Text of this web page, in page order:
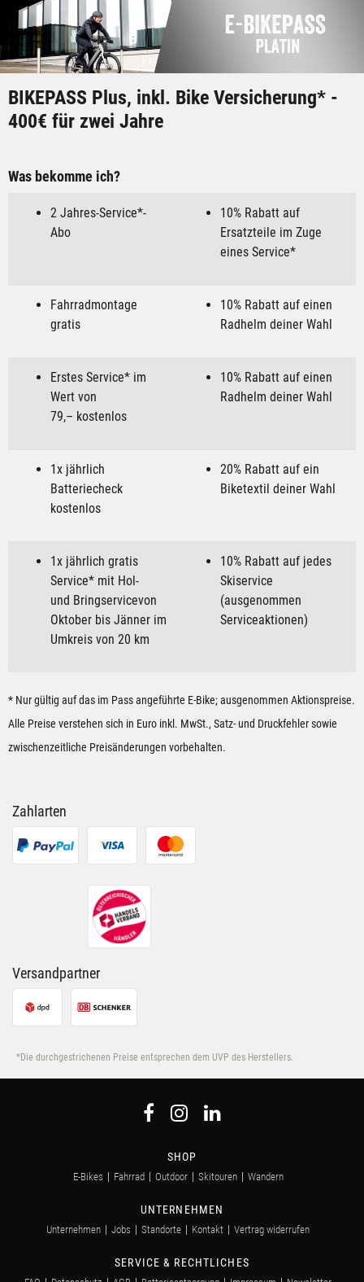
BIKEPASS Plus, inkl. Bike Versicherung* -
400€ für zwei Jahre
Was bekomme ich?
2 Jahres-Service*-
Abo
10% Rabatt auf
Ersatzteile im Zuge
eines Service*
Fahrradmontage
gratis
10% Rabatt auf einen
Radhelm deiner Wahl
Erstes Service* im
Wert von
79,– kostenlos
10% Rabatt auf einen
Radhelm deiner Wahl
1x jährlich
Batteriecheck
kostenlos
20% Rabatt auf ein
Biketextil deiner Wahl
1x jährlich gratis
Service* mit Hol-
und Bringservicevon
Oktober bis Jänner im
Umkreis von 20 km
10% Rabatt auf jedes
Skiservice
(ausgenommen
Serviceaktionen)
* Nur gültig auf das im Pass angeführte E-Bike; ausgenommen Aktionspreise.
Alle Preise verstehen sich in Euro inkl. MwSt., Satz- und Druckfehler sowie
zwischenzeitliche Preisänderungen vorbehalten.
Was ist der Bergspezl BIKEPASS?
Welche Leistungen sind im BIKEPASS enthalten?
Zahlarten
Versandpartner
*Die durchgestrichenen Preise entsprechen dem UVP des Herstellers.
SHOP
E-Bikes Fahrrad Outdoor Skitouren Wandern
UNTERNEHMEN
Unternehmen Jobs Standorte Kontakt Vertrag widerrufen
SERVICE & RECHTLICHES